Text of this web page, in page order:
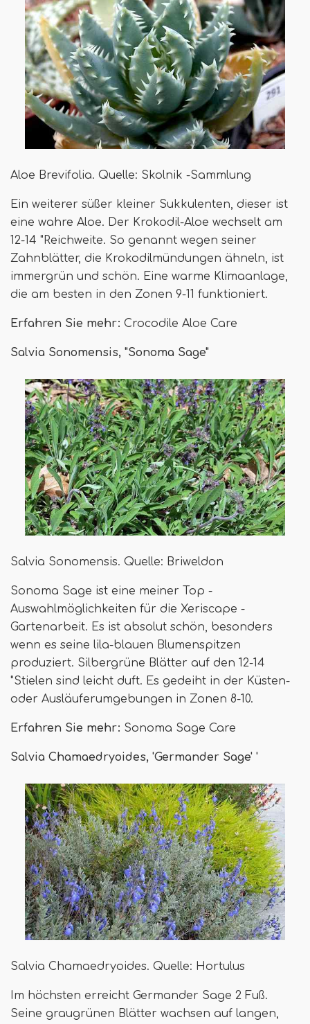
Aloe Brevifolia. Quelle: Skolnik -Sammlung
Ein weiterer süßer kleiner Sukkulenten, dieser ist
eine wahre Aloe. Der Krokodil-Aloe wechselt am
12-14 "Reichweite. So genannt wegen seiner
Zahnblätter, die Krokodilmündungen ähneln, ist
immergrün und schön. Eine warme Klimaanlage,
die am besten in den Zonen 9-11 funktioniert.
Erfahren Sie mehr: Crocodile Aloe Care
Salvia Sonomensis, "Sonoma Sage"
Salvia Sonomensis. Quelle: Briweldon
Sonoma Sage ist eine meiner Top -
Auswahlmöglichkeiten für die Xeriscape -
Gartenarbeit. Es ist absolut schön, besonders
wenn es seine lila-blauen Blumenspitzen
produziert. Silbergrüne Blätter auf den 12-14
"Stielen sind leicht duft. Es gedeiht in der Küsten-
oder Ausläuferumgebungen in Zonen 8-10.
Erfahren Sie mehr: Sonoma Sage Care
Salvia Chamaedryoides, 'Germander Sage' '
Salvia Chamaedryoides. Quelle: Hortulus
Im höchsten erreicht Germander Sage 2 Fuß.
Seine graugrünen Blätter wachsen auf langen,